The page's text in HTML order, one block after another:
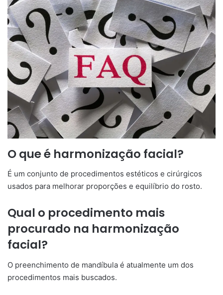
O que é harmonização facial?
É um conjunto de procedimentos estéticos e cirúrgicos
usados para melhorar proporções e equilíbrio do rosto.
Qual o procedimento mais
procurado na harmonização
facial?
O preenchimento de mandíbula é atualmente um dos
procedimentos mais buscados.